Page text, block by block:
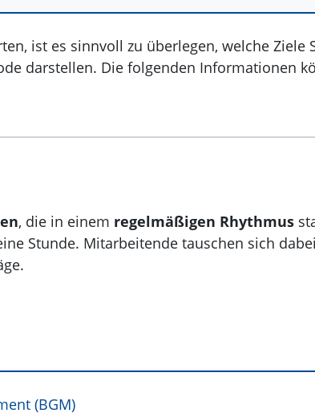
ist es sinnvoll zu überlegen, welche
darstellen. Die folgenden Informationen
, die in einem regelmäßigen Rhythmus
Stunde. Mitarbeitende tauschen sich
(BGM)